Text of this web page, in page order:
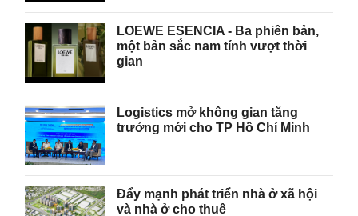
LOEWE ESENCIA - Ba phiên bản,
một bản sắc nam tính vượt thời
gian
Logistics mở không gian tăng
trưởng mới cho TP Hồ Chí Minh
Đẩy mạnh phát triển nhà ở xã hội
và nhà ở cho thuê